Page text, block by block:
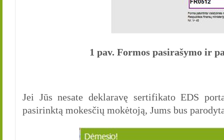
1 pav. Formos pasirašymo ir
Jei Jūs nesate deklaravę sertifikato EDS
pasirinktą mokesčių mokėtoją, Jums bus